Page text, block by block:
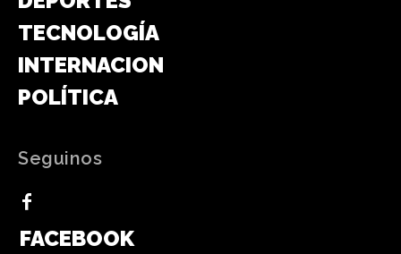
TECNOLOGÍA
INTERNACIONAL
POLÍTICA
Seguinos
FACEBOOK